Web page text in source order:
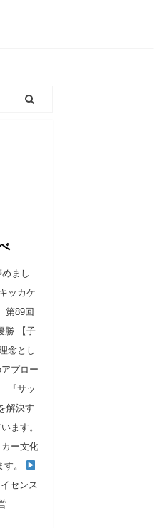
まし
ッカケ
第89回
勝 【子
念とし
プロー
『サッ
解決す
ます。
ー文化
。
センス